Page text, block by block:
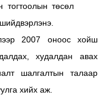
тогтоолын төсөл
2007 оноос хойш
худалдан авах
шалгалтын талаар
хийх аж.